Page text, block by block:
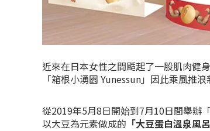
近來在日本女性之間颳起了一股肌肉健
「箱根小湧園 Yunessun」因此乘風推
從2019年5月8日開始到7月10日間舉
以大豆為元素做成的 「大豆蛋白溫泉風呂